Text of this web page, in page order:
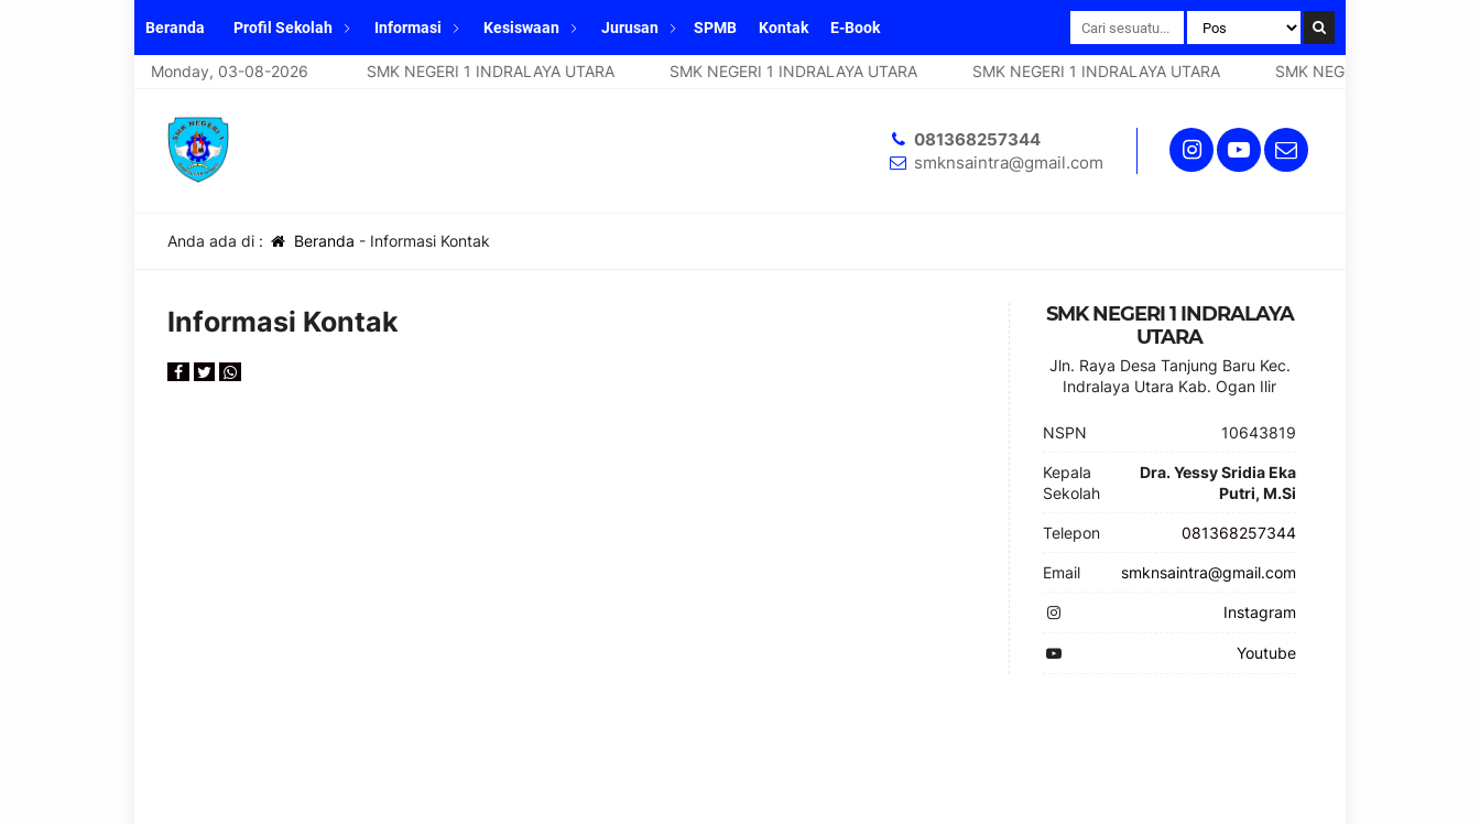
Beranda Profil Sekolah Informasi Kesiswaan Jurusan SPMB Kontak E-Book
Monday, 03-08-2026
SMK NEGERI 1 INDRALAYA UTARA SMK NEGERI 1 INDRALAYA UTARA SMK NEGERI 1 INDRALAYA UTARA SMK NEGERI 1 INDRALAYA UTARA SMK NEGERI 1 INDRALAYA
081368257344
smknsaintra@gmail.com
Anda ada di : Beranda - Informasi Kontak
Informasi Kontak
SMK NEGERI 1 INDRALAYA
UTARA
Jln. Raya Desa Tanjung Baru Kec.
Indralaya Utara Kab. Ogan Ilir
NSPN 10643819
Kepala
Sekolah
Dra. Yessy Sridia Eka
Putri, M.Si
Telepon 081368257344
Email smknsaintra@gmail.com
Instagram
Youtube